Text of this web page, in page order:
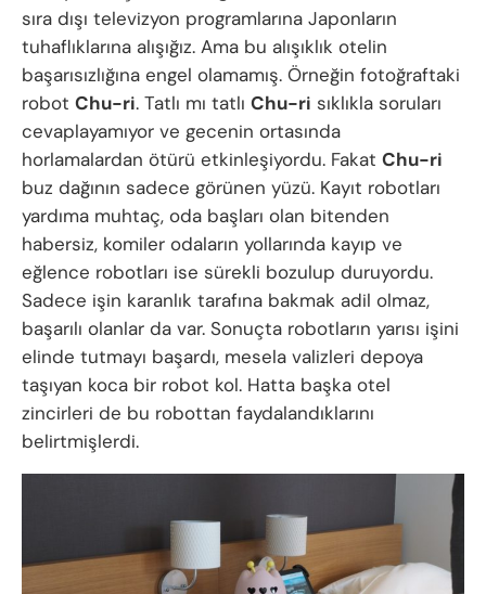
sıra dışı televizyon programlarına Japonların
tuhaflıklarına alışığız. Ama bu alışıklık otelin
başarısızlığına engel olamamış. Örneğin fotoğraftaki
robot Chu-ri. Tatlı mı tatlı Chu-ri sıklıkla soruları
cevaplayamıyor ve gecenin ortasında
horlamalardan ötürü etkinleşiyordu. Fakat Chu-ri
buz dağının sadece görünen yüzü. Kayıt robotları
yardıma muhtaç, oda başları olan bitenden
habersiz, komiler odaların yollarında kayıp ve
eğlence robotları ise sürekli bozulup duruyordu.
Sadece işin karanlık tarafına bakmak adil olmaz,
başarılı olanlar da var. Sonuçta robotların yarısı işini
elinde tutmayı başardı, mesela valizleri depoya
taşıyan koca bir robot kol. Hatta başka otel
zincirleri de bu robottan faydalandıklarını
belirtmişlerdi.